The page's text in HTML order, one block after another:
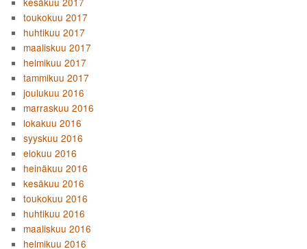
toukokuu 2017
huhtikuu 2017
maaliskuu 2017
helmikuu 2017
tammikuu 2017
joulukuu 2016
marraskuu 2016
lokakuu 2016
syyskuu 2016
elokuu 2016
heinäkuu 2016
kesäkuu 2016
toukokuu 2016
huhtikuu 2016
maaliskuu 2016
helmikuu 2016